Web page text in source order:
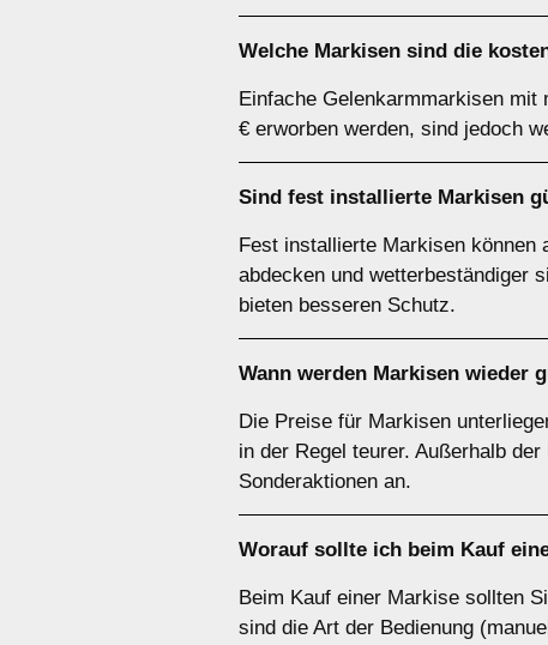
Welche Markisen sind die
Einfache Gelenkarmmarkisen
€ erworben werden, sind jedoch
Sind fest installierte Markisen
Fest installierte Markisen können
abdecken und wetterbeständiger
bieten besseren Schutz.
Wann werden Markisen wieder
Die Preise für Markisen
in der Regel teurer. Außerhalb
Sonderaktionen an.
Worauf sollte ich beim Kauf
Beim Kauf einer Markise sollten
sind die Art der Bedienung